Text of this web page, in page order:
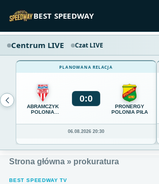
BEST SPEEDWAY
Centrum LIVE Czat LIVE
PLANOWANA RELACJA
ABRAMCZYK
POLONIA
0:0
PRONERGY
POLONIA PIŁA
06.08.2026 20:30
Strona główna » prokuratura
BEST SPEEDWAY TV